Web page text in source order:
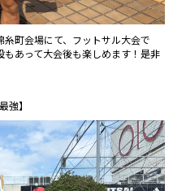
町会場にて、フットサル大会で
あって大会後も楽しめます！是非
強】